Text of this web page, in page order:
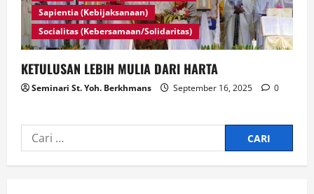
Sapientia (Kebijaksanaan)
Socialitas (Kebersamaan/Solidaritas)
KETULUSAN LEBIH MULIA DARI HARTA
Seminari St. Yoh. Berkhmans September 16, 2025 0